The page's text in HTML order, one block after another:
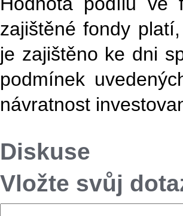
zajištěné fondy
je zajištěno ke dni
podmínek
návratnost
Diskuse
Vložte svůj